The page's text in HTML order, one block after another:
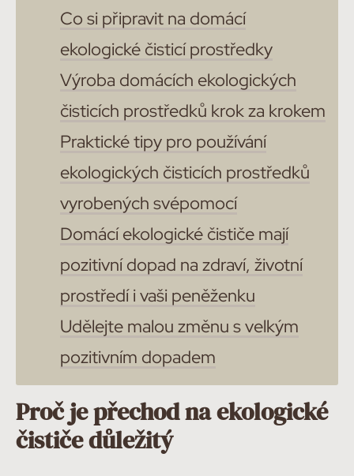
Co si připravit na domácí
ekologické čisticí prostředky
Výroba domácích ekologických
čisticích prostředků krok za krokem
Praktické tipy pro používání
ekologických čisticích prostředků
vyrobených svépomocí
Domácí ekologické čističe mají
pozitivní dopad na zdraví, životní
prostředí i vaši peněženku
Udělejte malou změnu s velkým
pozitivním dopadem
Proč je přechod na ekologické
čističe důležitý